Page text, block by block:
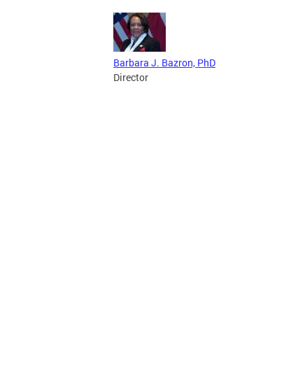
Barbara J. Bazron, PhD
Director